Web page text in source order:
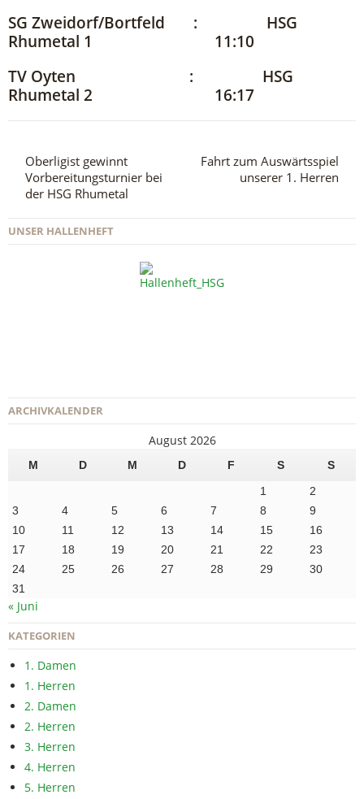
SG Zweidorf/Bortfeld : HSG
Rhumetal 1 11:10
TV Oyten : HSG
Rhumetal 2 16:17
Oberligist gewinnt
Vorbereitungsturnier bei
der HSG Rhumetal
Fahrt zum Auswärtsspiel
unserer 1. Herren
UNSER HALLENHEFT
ARCHIVKALENDER
August 2026
M D M D F S
S
1
2
3
4 5 6 7 8
9
10
11 12 13 14 15
16
17
18 19 20 21 22
23
24
25 26 27 28 29
30
31
« Juni
KATEGORIEN
1. Damen
1. Herren
2. Damen
2. Herren
3. Herren
4. Herren
5. Herren